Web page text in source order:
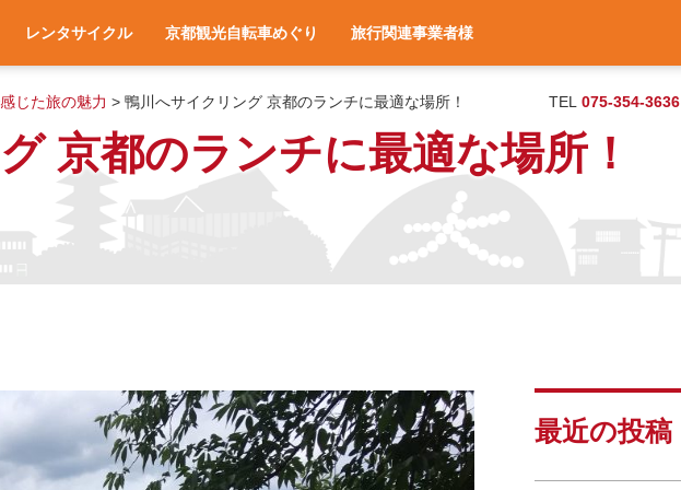
覧
クセス
レンタサイクル
車種と料金
各サイクルターミナルへのアクセス
レンタサイクル予約
お役立ち情報
よくある質問
京都観光自転車めぐり 旅行関連事業者様
旅行会社様へ
宿泊施設様へ
旅行関連業者様向けお問い合わせフォーム
TEL 075-354-3636
じた旅の魅力 > 鴨川へサイクリング 京都のランチに最適な場所！
京都のランチに最適な場所！
最近の投稿